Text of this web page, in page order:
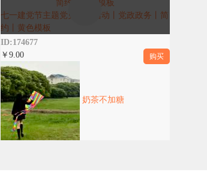
七一建党节主题党史宣传活动丨党政政务丨简
约丨黄色模板
ID:174677
￥9.00
购买
奶茶不加糖